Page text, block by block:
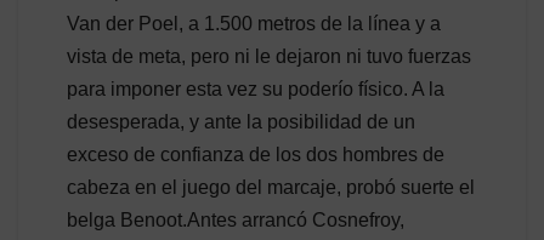
Van der Poel, a 1.500 metros de la línea y a
vista de meta, pero ni le dejaron ni tuvo fuerzas
para imponer esta vez su poderío físico. A la
desesperada, y ante la posibilidad de un
exceso de confianza de los dos hombres de
cabeza en el juego del marcaje, probó suerte el
belga Benoot.Antes arrancó Cosnefroy,